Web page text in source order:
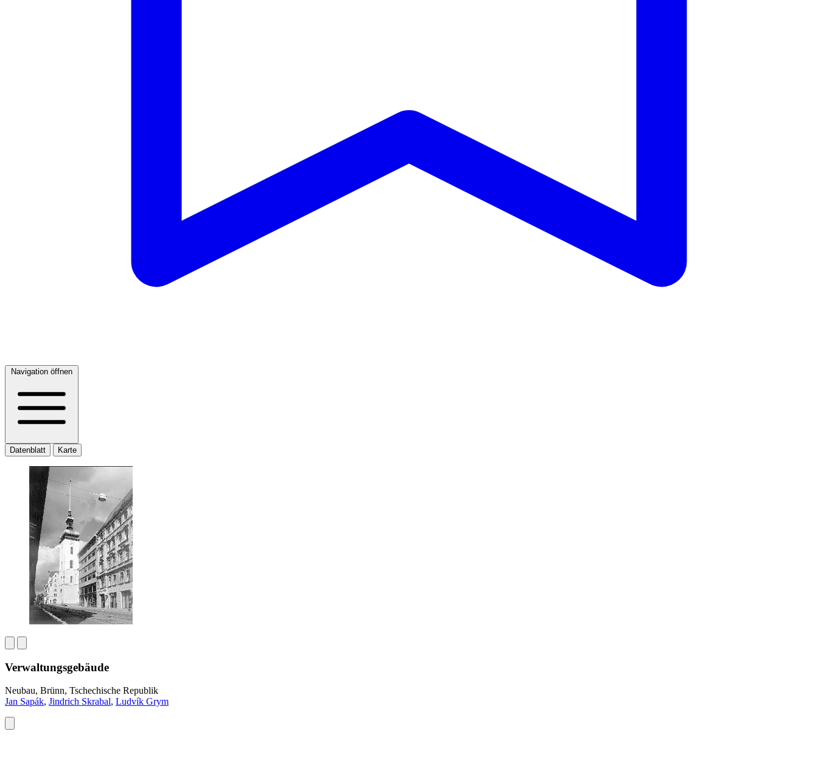
Navigation öffnen
Datenblatt Karte
Verwaltungsgebäude
Neubau, Brünn, Tschechische Republik
Jan Sapák, Jindrich Skrabal, Ludvík Grym